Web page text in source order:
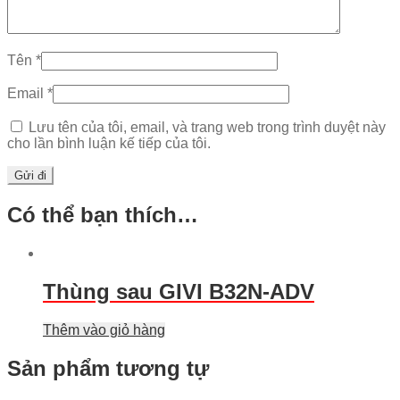
Tên *
Email *
Lưu tên của tôi, email, và trang web trong trình duyệt này
cho lần bình luận kế tiếp của tôi.
Có thể bạn thích…
Thùng sau GIVI B32N-ADV
Thêm vào giỏ hàng
Sản phẩm tương tự